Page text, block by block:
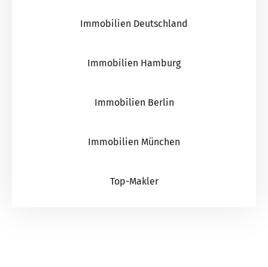
Immobilien Deutschland
Immobilien Hamburg
Immobilien Berlin
Immobilien München
Top-Makler